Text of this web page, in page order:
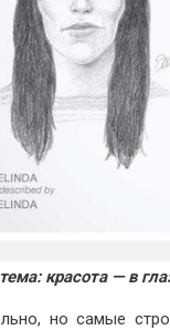
красота — в
но самые